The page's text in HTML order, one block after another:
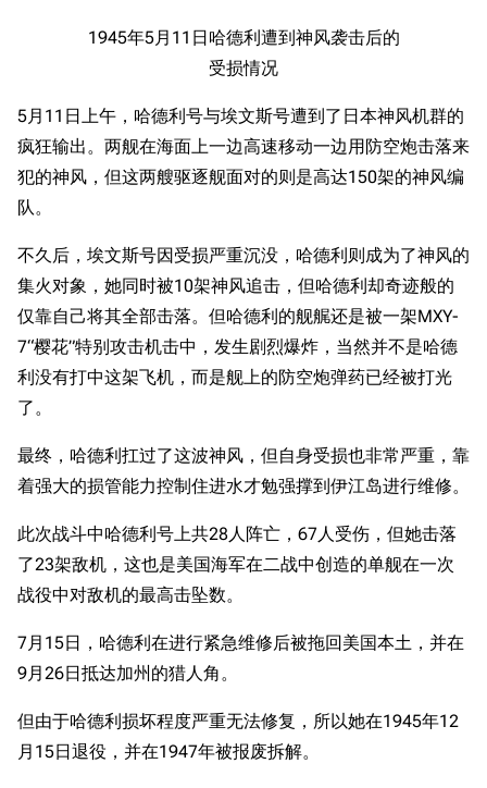
1945年5月11日哈德利遭到神风袭击后的
受损情况
5月11日上午，哈德利号与埃文斯号遭到了日本神风机群的
疯狂输出。两舰在海面上一边高速移动一边用防空炮击落来
犯的神风，但这两艘驱逐舰面对的则是高达150架的神风编
队。
不久后，埃文斯号因受损严重沉没，哈德利则成为了神风的
集火对象，她同时被10架神风追击，但哈德利却奇迹般的
仅靠自己将其全部击落。但哈德利的舰艉还是被一架MXY-
7“樱花”特别攻击机击中，发生剧烈爆炸，当然并不是哈德
利没有打中这架飞机，而是舰上的防空炮弹药已经被打光
了。
最终，哈德利扛过了这波神风，但自身受损也非常严重，靠
着强大的损管能力控制住进水才勉强撑到伊江岛进行维修。
此次战斗中哈德利号上共28人阵亡，67人受伤，但她击落
了23架敌机，这也是美国海军在二战中创造的单舰在一次
战役中对敌机的最高击坠数。
7月15日，哈德利在进行紧急维修后被拖回美国本土，并在
9月26日抵达加州的猎人角。
但由于哈德利损坏程度严重无法修复，所以她在1945年12
月15日退役，并在1947年被报废拆解。